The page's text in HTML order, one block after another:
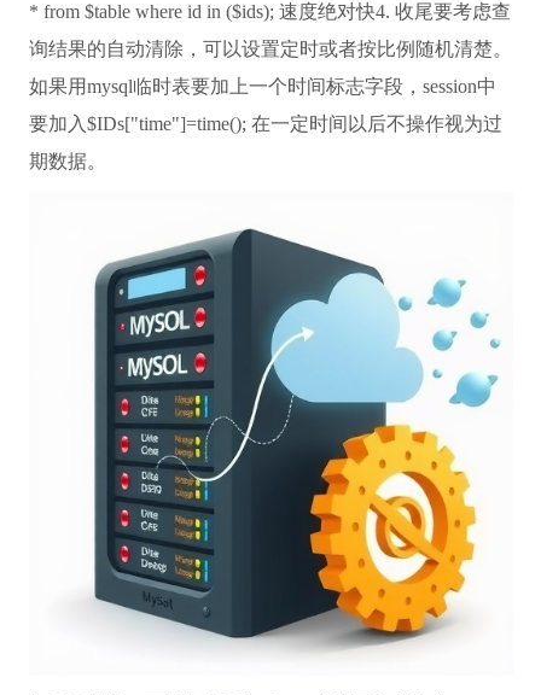
* from $table where id in ($ids); 速度绝对快4. 收尾要考虑查
询结果的自动清除，可以设置定时或者按比例随机清楚。
如果用mysql临时表要加上一个时间标志字段，session中
要加入$IDs["time"]=time(); 在一定时间以后不操作视为过
期数据。